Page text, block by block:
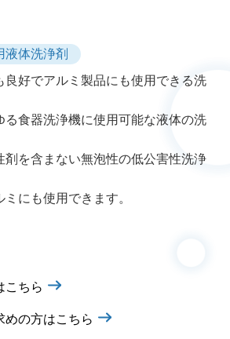
液体洗浄剤
良好でアルミ製品にも使用できる洗
る食器洗浄機に使用可能な液体の洗
剤を含まない無泡性の低公害性洗浄
にも使用できます。
こちら
めの方はこちら